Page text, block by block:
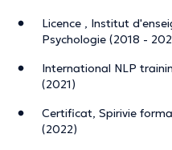
La description a été éditée par
Licence , Institut
Psychologie (2018 -
International NLP
(2021)
Certificat, Spirivie
(2022)